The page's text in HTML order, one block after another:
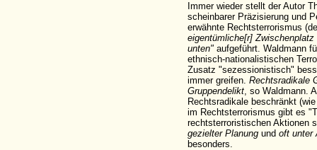
Immer wieder stellt der Autor
scheinbarer Präzisierung und
erwähnte Rechtsterrorismus
eigentümliche[r]
unten" aufgeführt. Waldmann
ethnisch-nationalistischen
Zusatz "sezessionistisch"
immer greifen. Rechtsradikale
Gruppendelikt, so Waldmann.
Rechtsradikale beschränkt
im Rechtsterrorismus gibt es
rechtsterroristischen Aktionen
gezielter Planung und oft unter
besonders.